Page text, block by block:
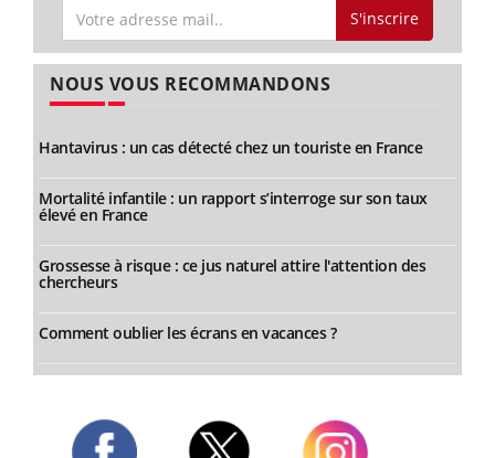
S'inscrire
NOUS VOUS RECOMMANDONS
Hantavirus : un cas détecté chez un touriste en France
Mortalité infantile : un rapport s’interroge sur son taux
élevé en France
Grossesse à risque : ce jus naturel attire l'attention des
chercheurs
Comment oublier les écrans en vacances ?